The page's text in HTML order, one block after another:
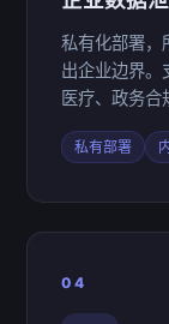
私有化部署，
出企业边界。
医疗、政务合
私有部署
04